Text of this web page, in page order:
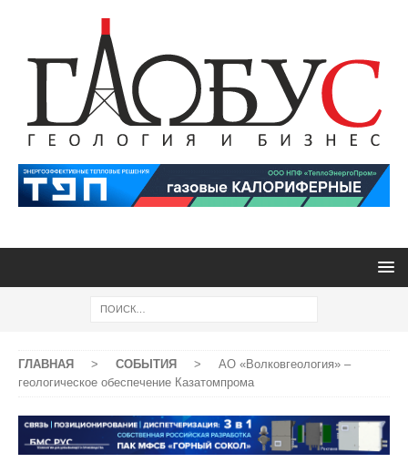
ГЛАВНАЯ > СОБЫТИЯ >
АО «Волковгеология» –
геологическое обеспечение Казатомпрома